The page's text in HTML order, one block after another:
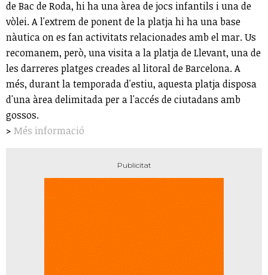
de Bac de Roda, hi ha una àrea de jocs infantils i una de
vòlei. A l'extrem de ponent de la platja hi ha una base
nàutica on es fan activitats relacionades amb el mar. Us
recomanem, però, una visita a la platja de Llevant, una de
les darreres platges creades al litoral de Barcelona. A
més, durant la temporada d'estiu, aquesta platja disposa
d'una àrea delimitada per a l'accés de ciutadans amb
gossos.
> Més informació